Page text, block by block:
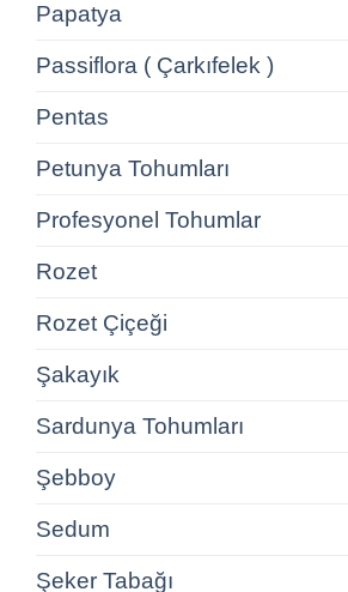
Papatya
Passiflora ( Çarkıfelek )
Pentas
Petunya Tohumları
Profesyonel Tohumlar
Rozet
Rozet Çiçeği
Şakayık
Sardunya Tohumları
Şebboy
Sedum
Şeker Tabağı